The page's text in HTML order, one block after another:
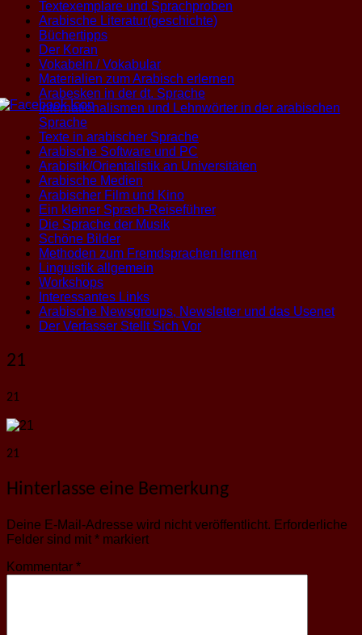
Textexemplare und Sprachproben
Arabische Literatur(geschichte)
Büchertipps
Der Koran
Vokabeln / Vokabular
Materialien zum Arabisch erlernen
Arabesken in der dt. Sprache
Internationalismen und Lehnwörter in der arabischen
Sprache
Texte in arabischer Sprache
Arabische Software und PC
Arabistik/Orientalistik an Universitäten
Arabische Medien
Arabischer Film und Kino
Ein kleiner Sprach-Reiseführer
Die Sprache der Musik
Schöne Bilder
Methoden zum Fremdsprachen lernen
Linguistik allgemein
Workshops
Interessantes Links
Arabische Newsgroups, Newsletter und das Usenet
Der Verfasser Stellt Sich Vor
21
21
21
Hinterlasse eine Bemerkung
Deine E-Mail-Adresse wird nicht veröffentlicht. Erforderliche
Felder sind mit * markiert
Kommentar *